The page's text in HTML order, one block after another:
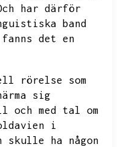
har därför
band
fanns det en
rörelse som
sig
med tal om
i
skulle ha någon